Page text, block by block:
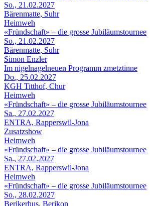
So., 21.02.2027
Bärenmatte, Suhr
Heimweh
«Fründschaft» – die grosse Jubiläumstournee
So., 21.02.2027
Bärenmatte, Suhr
Simon Enzler
Im nigelnagelneuen Programm zmetztinne
Do., 25.02.2027
KGH Titthof, Chur
Heimweh
«Fründschaft» – die grosse Jubiläumstournee
Sa., 27.02.2027
ENTRA, Rapperswil-Jona
Zusatzshow
Heimweh
«Fründschaft» – die grosse Jubiläumstournee
Sa., 27.02.2027
ENTRA, Rapperswil-Jona
Heimweh
«Fründschaft» – die grosse Jubiläumstournee
So., 28.02.2027
Berikerhus, Berikon